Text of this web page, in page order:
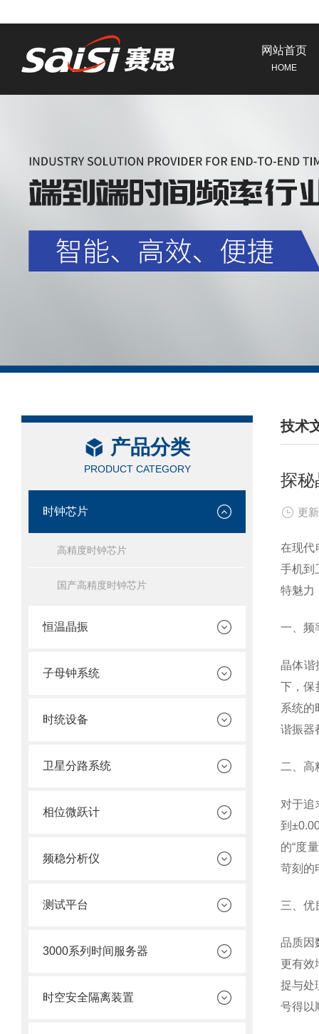
网站首页
HOME
产品分类
PRODUCT CATEGORY
时钟芯片
高精度时钟芯片
国产高精度时钟芯片
恒温晶振
子母钟系统
时统设备
卫星分路系统
相位微跃计
频稳分析仪
测试平台
3000系列时间服务器
时空安全隔离装置
技术
/
探秘
更
在现代
手机到
特魅力
一、频
晶体谐
下，保
系统的
谐振器
二、高
对于追
到
的“度
苛刻的
三、优
品质因
更有效
捉与处
号得以